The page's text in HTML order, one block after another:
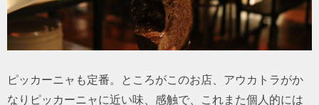
ピッカーニャも定番。ところがこのお店、アウカトラがか
なりピッカーニャに近い味、感触で、これまた個人的には